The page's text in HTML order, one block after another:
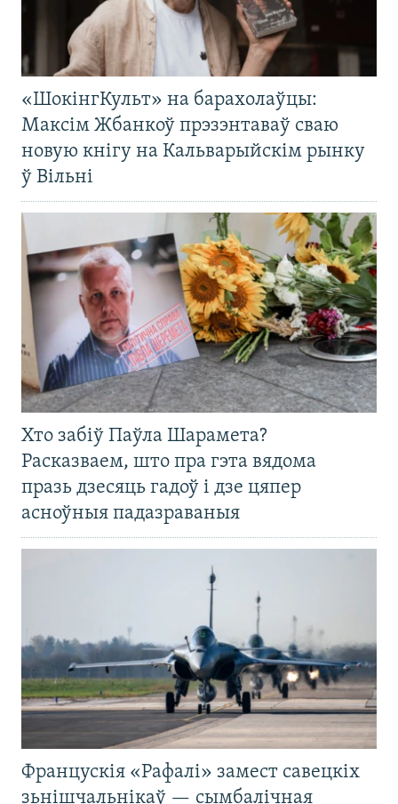
«ШокінгКульт» на барахолаўцы:
Максім Жбанкоў прэзэнтаваў сваю
новую кнігу на Кальварыйскім рынку
ў Вільні
Хто забіў Паўла Шарамета?
Расказваем, што пра гэта вядома
празь дзесяць гадоў і дзе цяпер
асноўныя падазраваныя
Францускія «Рафалі» замест савецкіх
зьнішчальнікаў — сымбалічная